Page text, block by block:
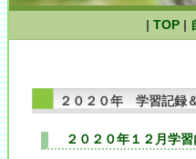
| TOP |
２０２０年 学習記録
２０２０年１２月学